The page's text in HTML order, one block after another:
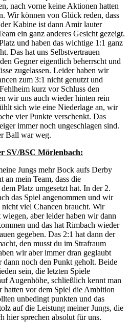
nach vorne keine Aktionen hatten
Wir können von Glück reden, dass
Kabine ist dann Amir lauter
ein ganz anderes Gesicht gezeigt.
und haben das wichtige 1:1 ganz
Das hat uns Selbstvertrauen
Gegner eigentlich beherrscht und
zugelassen. Leider haben wir
zum 3:1 nicht genutzt und
kurz vor Schluss den
wir uns auch wieder hinten rein
sich wie eine Niederlage an, wir
vier Punkte verschenkt. Das
immer noch ungeschlagen sind.
Ball war weg.
SV/BSC Mörlenbach:
Jungs mehr Bock aufs Derby
an mein Team, dass die
Platz umgesetzt hat. In der 2.
das Spiel angenommen und wir
nicht viel Chancen braucht. Wir
aber leider haben wir dann
und das hat Rimbach wieder
gegeben. Das 2:1 hat dann der
den musst du im Strafraum
wir aber immer dran geglaubt
noch den Punkt geholt. Beide
sein, die letzten Spiele
Augenhöhe, schließlich kennt man
hatten vor dem Spiel die Ambition
unbedingt punkten und das
auf die Leistung meiner Jungs, die
hier sprechen absolut für uns.